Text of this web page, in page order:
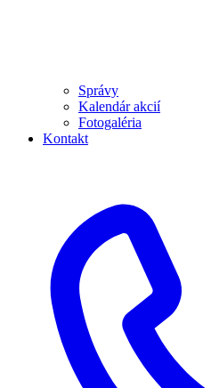
Správy
Kalendár akcií
Fotogaléria
Kontakt